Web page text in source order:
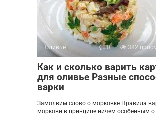
Оливье 0 382
Как и сколько варить
для оливье Разные
варки
Замолвим слово о морковке Правила
моркови в принципе ничем особенным